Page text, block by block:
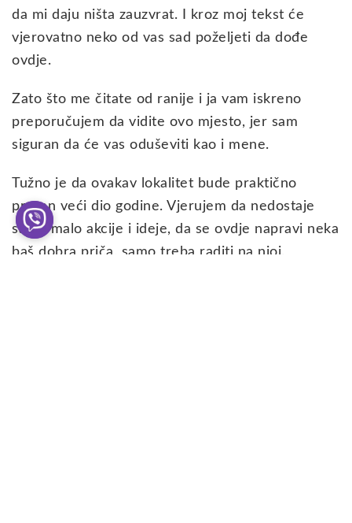
da mi daju ništa zauzvrat. I kroz moj tekst će
vjerovatno neko od vas sad poželjeti da dođe
ovdje.
Zato što me čitate od ranije i ja vam iskreno
preporučujem da vidite ovo mjesto, jer sam
siguran da će vas oduševiti kao i mene.
Tužno je da ovakav lokalitet bude praktično
prazan veći dio godine. Vjerujem da nedostaje
samo malo akcije i ideje, da se ovdje napravi neka
baš dobra priča, samo treba raditi na njoj.